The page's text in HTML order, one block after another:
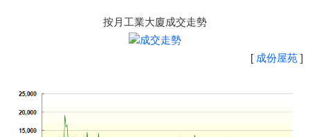
按月工業大廈成交走勢
[ 成份屋苑 ]